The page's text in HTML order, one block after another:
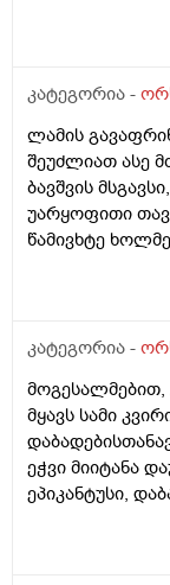
კატეგორია -
ლამის
შეუძლიათ ასე
ბავშვის
უარყოფითი
წამივხტე
კატეგორია -
მყავს სამი
ეჭვი მიიტანა
ეპიკანტუსი,
აღმოაჩნდა